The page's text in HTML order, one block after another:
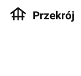
Przekrój